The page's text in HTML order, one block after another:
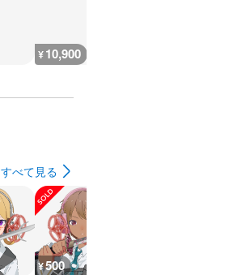
¥10,900
すべて見る
¥500